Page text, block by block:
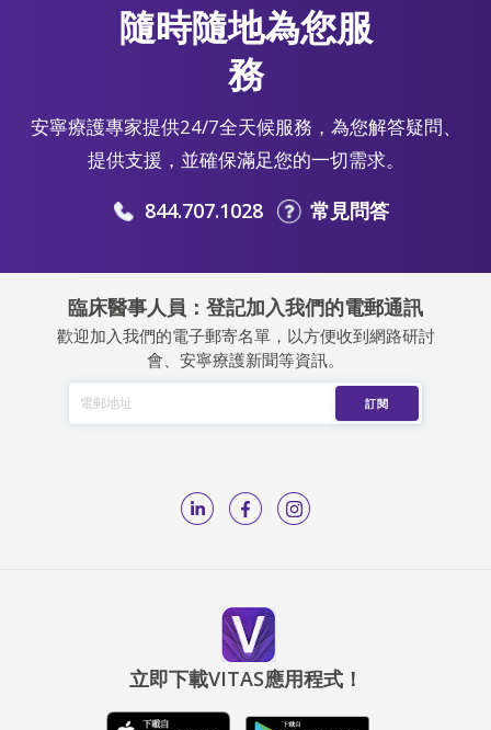
隨時隨地為您服
務
安寧療護專家提供24/7全天候服務，為您解答疑問、
提供支援，並確保滿足您的一切需求。
844.707.1028 常見問答
臨床醫事人員：登記加入我們的電郵通訊
歡迎加入我們的電子郵寄名單，以方便收到網路研討
會、安寧療護新聞等資訊。
立即下載VITAS應用程式！